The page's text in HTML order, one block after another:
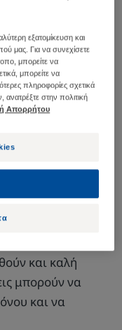
μέρος της
ειδικότερα
και καλή
μπορούν να
και να
εξατομίκευση και
μας. Για να συνεχίσετε
μπορείτε να
μπορείτε να
πληροφορίες σχετικά
στην πολιτική
Απορρήτου